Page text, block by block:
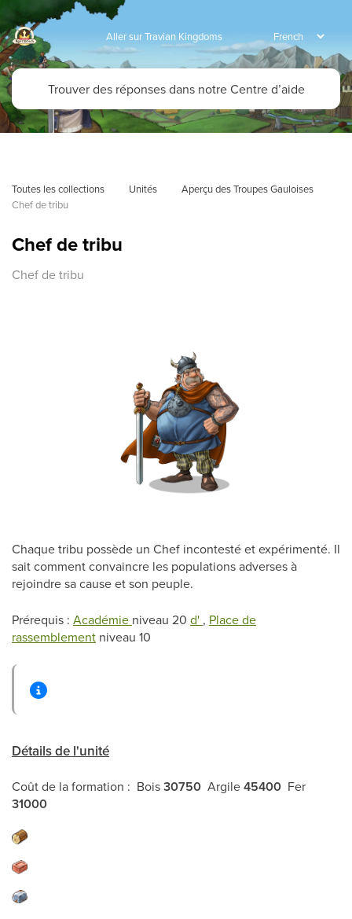
Aller sur Travian Kingdoms
Toutes les collections Unités
Aperçu des Troupes Gauloises
Chef de tribu
Chef de tribu
Chef de tribu
Chaque tribu possède un Chef incontesté et expérimenté. Il
sait comment convaincre les populations adverses à
rejoindre sa cause et son peuple.
Prérequis : Académie niveau 20 d' , Place de
rassemblement niveau 10
Détails de l'unité
Coût de la formation : Bois30750 Argile45400 Fer
31000